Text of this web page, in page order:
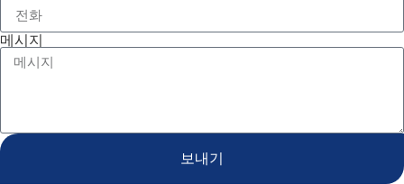
메시지
보내기